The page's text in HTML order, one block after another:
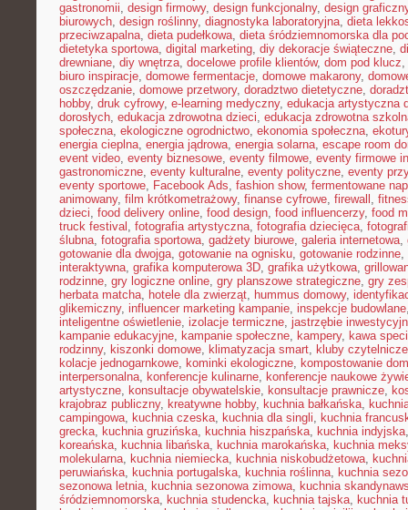
gastronomii, design firmowy, design funkcjonalny, design
biurowych, design roślinny, diagnostyka laboratoryjna, dieta
przeciwzapalna, dieta pudełkowa, dieta śródziemnomorska dla
dietetyka sportowa, digital marketing, diy dekoracje świąteczne,
drewniane, diy wnętrza, docelowe profile klientów, dom pod klucz,
biuro inspiracje, domowe fermentacje, domowe makarony,
oszczędzanie, domowe przetwory, doradztwo dietetyczne,
hobby, druk cyfrowy, e-learning medyczny, edukacja artystyczna
dorosłych, edukacja zdrowotna dzieci, edukacja zdrowotna
społeczna, ekologiczne ogrodnictwo, ekonomia społeczna,
energia cieplna, energia jądrowa, energia solarna, escape room
event video, eventy biznesowe, eventy filmowe, eventy firmowe
gastronomiczne, eventy kulturalne, eventy polityczne, eventy
eventy sportowe, Facebook Ads, fashion show, fermentowane
animowany, film krótkometrażowy, finanse cyfrowe, firewall ,
dzieci, food delivery online, food design, food influencerzy, food
truck festival , fotografia artystyczna, fotografia dziecięca,
ślubna, fotografia sportowa, gadżety biurowe, galeria internetowa,
gotowanie dla dwojga, gotowanie na ognisku, gotowanie rodzinne,
interaktywna, grafika komputerowa 3D, grafika użytkowa,
rodzinne, gry logiczne online, gry planszowe strategiczne, gry
herbata matcha, hotele dla zwierząt, hummus domowy,
glikemiczny, influencer marketing kampanie, inspekcje budowlane
inteligentne oświetlenie, izolacje termiczne, jastrzębie
kampanie edukacyjne, kampanie społeczne, kampery, kawa
rodzinny, kiszonki domowe, klimatyzacja smart, kluby czytelnicze
kolacje jednogarnkowe, kominki ekologiczne, kompostowanie
interpersonalna, konferencje kulinarne, konferencje naukowe
artystyczne, konsultacje obywatelskie, konsultacje prawnicze,
krajobraz publiczny, kreatywne hobby, kuchnia bałkańska,
campingowa, kuchnia czeska, kuchnia dla singli, kuchnia
grecka, kuchnia gruzińska, kuchnia hiszpańska, kuchnia indyjska
koreańska, kuchnia libańska, kuchnia marokańska, kuchnia
molekularna, kuchnia niemiecka, kuchnia niskobudżetowa,
peruwiańska, kuchnia portugalska, kuchnia roślinna, kuchnia
sezonowa letnia, kuchnia sezonowa zimowa, kuchnia
śródziemnomorska, kuchnia studencka, kuchnia tajska, kuchnia